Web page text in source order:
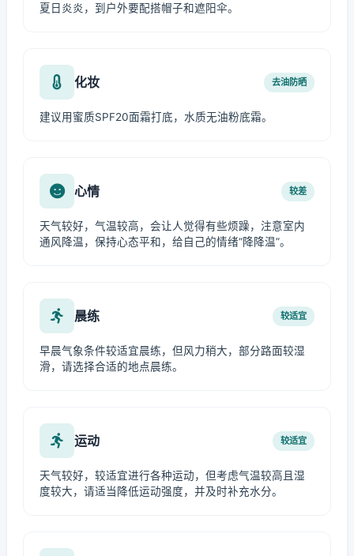
夏日炎炎，到户外要配搭帽子和遮阳伞。
化妆 去油防晒
建议用蜜质SPF20面霜打底，水质无油粉底霜。
心情 较差
天气较好，气温较高，会让人觉得有些烦躁，注意室内
通风降温，保持心态平和，给自己的情绪“降降温”。
晨练 较适宜
早晨气象条件较适宜晨练，但风力稍大，部分路面较湿
滑，请选择合适的地点晨练。
运动 较适宜
天气较好，较适宜进行各种运动，但考虑气温较高且湿
度较大，请适当降低运动强度，并及时补充水分。